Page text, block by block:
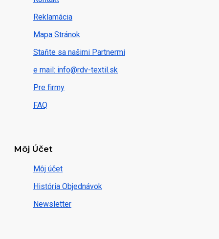
Reklamácia
Mapa Stránok
Staňte sa našimi Partnermi
e mail: info@rdv-textil.sk
Pre firmy
FAQ
Môj Účet
Môj účet
História Objednávok
Newsletter